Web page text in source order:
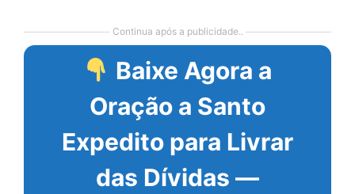
Continua após a publicidade..
Baixe Agora a
Oração a Santo
Expedito para Livrar
das Dívidas —